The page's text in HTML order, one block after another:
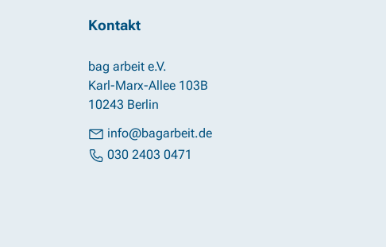
Kontakt
bag arbeit e.V.
Karl-Marx-Allee 103B
10243 Berlin
info@bagarbeit.de
030 2403 0471